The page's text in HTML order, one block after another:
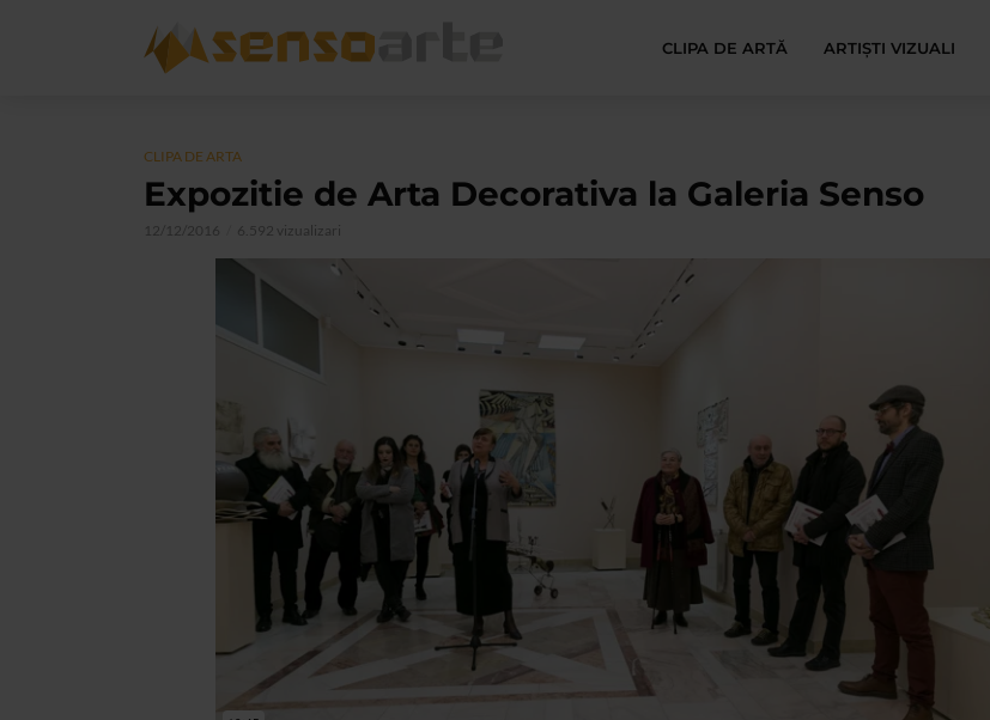
CLIPA DE ARTĂ ARTIȘTI VIZUALI
CLIPA DE ARTA
Expozitie de Arta Decorativa la Galeria Senso
12/12/2016 6.592 vizualizari